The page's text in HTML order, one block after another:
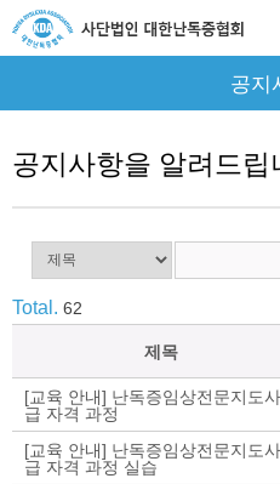
공지
공지사항을 알려드립
Total. 62
제목
[교육 안내] 난독증임상전문지도
급 자격 과정
[교육 안내] 난독증임상전문지도
급 자격 과정 실습